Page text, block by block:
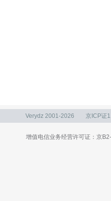
Verydz 2001-2026 京ICP证
增值电信业务经营许可证：京